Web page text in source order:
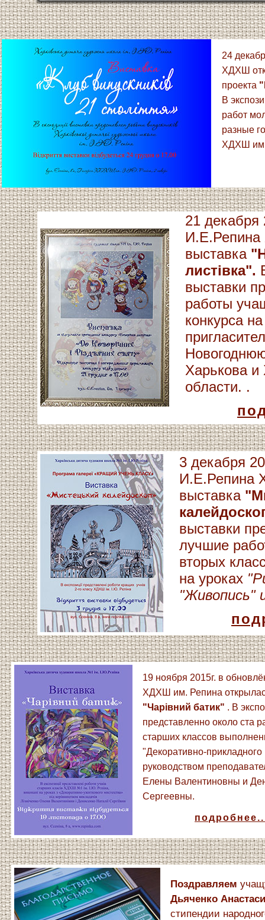
24
ХДХШ
проекта
В
работ
разные
ХДХШ
21
выставка
листівка".
выставки
работы
конкурса
Харькова и
области. .
3 декабря
И.Е.Репина
выставка
выставки
лучшие
вторых
на уроках
"Живопись"
19 ноября 2015г. в
ХДХШ им. Репина
"Чарiвний батик" . В
представленно около ста
старших классов
"Декоративно-прикладного
руководством
Елены Валентиновны и
Сергеевны.
Поздравляем
Дьяченко
стипендии